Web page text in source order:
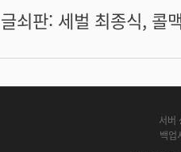
글쇠판: 세벌 최종식, 콜
서버
백업